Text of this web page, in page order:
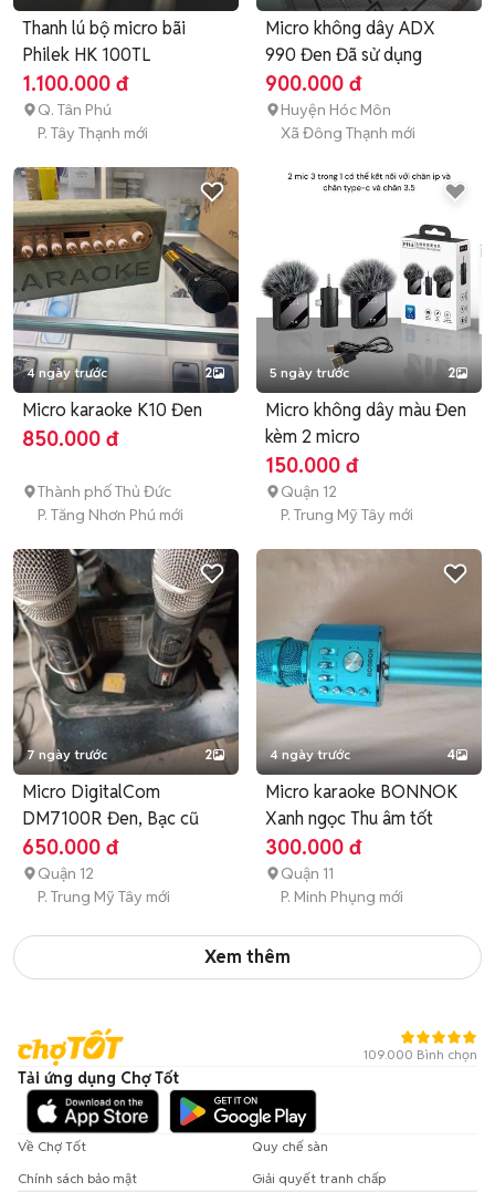
Thanh lú bộ micro bãi
Philek HK 100TL
1.100.000 đ
Q. Tân Phú
P. Tây Thạnh mới
Micro không dây ADX
990 Đen Đã sử dụng
900.000 đ
Huyện Hóc Môn
Xã Đông Thạnh mới
4 ngày trước 2
Micro karaoke K10 Đen
850.000 đ
Thành phố Thủ Đức
P. Tăng Nhơn Phú mới
5 ngày trước 2
Micro không dây màu Đen
kèm 2 micro
150.000 đ
Quận 12
P. Trung Mỹ Tây mới
7 ngày trước 2
Micro DigitalCom
DM7100R Đen, Bạc cũ
650.000 đ
Quận 12
P. Trung Mỹ Tây mới
4 ngày trước 4
Micro karaoke BONNOK
Xanh ngọc Thu âm tốt
300.000 đ
Quận 11
P. Minh Phụng mới
Xem thêm
109.000 Bình chọn
Tải ứng dụng Chợ Tốt
Về Chợ Tốt
Quy chế sàn
Chính sách bảo mật
Giải quyết tranh chấp